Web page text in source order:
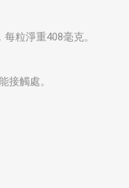
粒淨重408毫克。
接觸處。